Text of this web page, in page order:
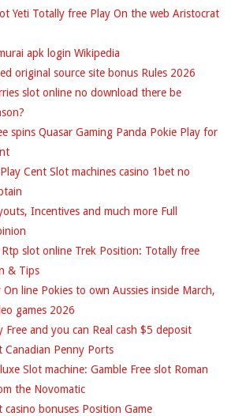
Yeti Totally free Play On the web Aristocrat
apk login Wikipedia
original source site bonus Rules 2026
slot online no download there be
spins Quasar Gaming Panda Pokie Play for
Cent Slot machines casino 1bet no
Incentives and much more Full
slot online Trek Position: Totally free
& Tips
On line Pokies to own Aussies inside March,
games 2026
Free and you can Real cash $5 deposit
Canadian Penny Ports
Slot machine: Gamble Free slot Roman
the Novomatic
bonuses Position Game